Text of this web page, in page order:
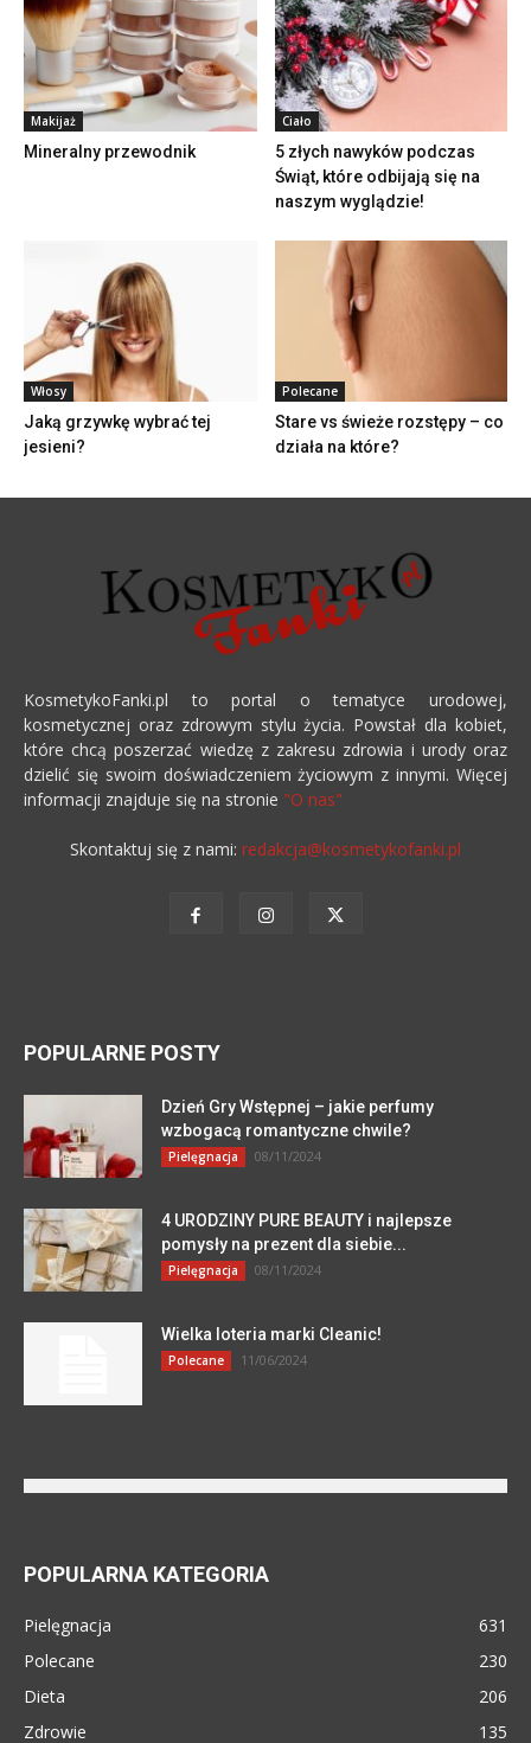
Makijaż
Mineralny przewodnik
Ciało
5 złych nawyków podczas
Świąt, które odbijają się na
naszym wyglądzie!
Włosy
Jaką grzywkę wybrać tej
jesieni?
Polecane
Stare vs świeże rozstępy – co
działa na które?
KosmetykoFanki.pl to portal o tematyce urodowej,
kosmetycznej oraz zdrowym stylu życia. Powstał dla kobiet,
które chcą poszerzać wiedzę z zakresu zdrowia i urody oraz
dzielić się swoim doświadczeniem życiowym z innymi. Więcej
informacji znajduje się na stronie "O nas"
Skontaktuj się z nami: redakcja@kosmetykofanki.pl
POPULARNE POSTY
Dzień Gry Wstępnej – jakie perfumy
wzbogacą romantyczne chwile?
Pielęgnacja 08/11/2024
4 URODZINY PURE BEAUTY i najlepsze
pomysły na prezent dla siebie...
Pielęgnacja 08/11/2024
Wielka loteria marki Cleanic!
Polecane 11/06/2024
POPULARNA KATEGORIA
Pielęgnacja
631
Polecane
230
Dieta
206
Zdrowie
135